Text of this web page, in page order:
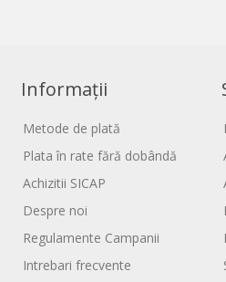
Informații
Metode de plată
Plata în rate fără dobândă
Achizitii SICAP
Despre noi
Regulamente Campanii
Intrebari frecvente